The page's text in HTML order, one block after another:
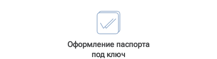
Оформление паспорта
под ключ